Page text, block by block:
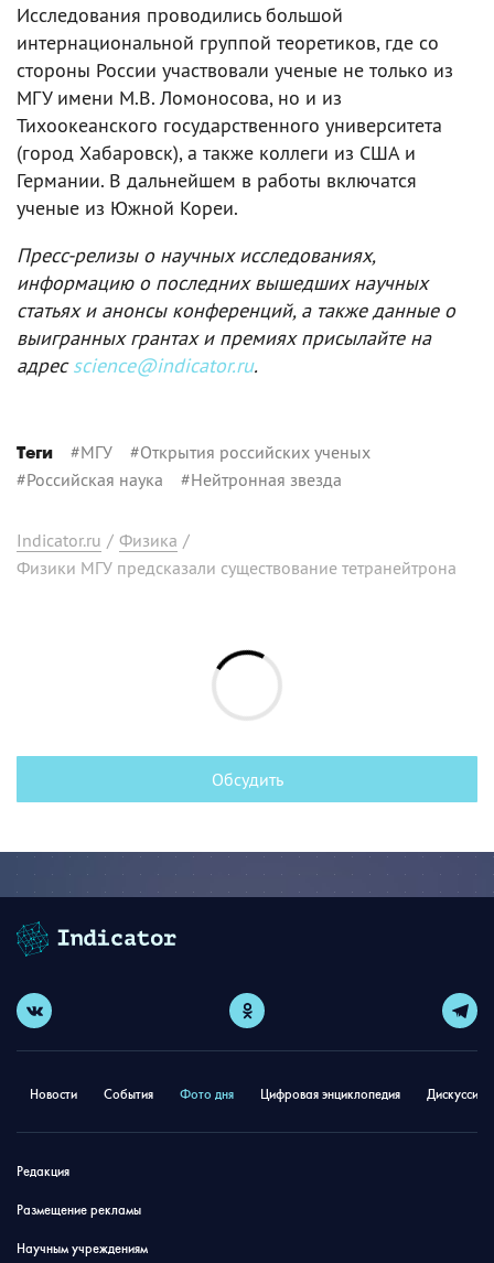
Исследования проводились большой
интернациональной группой теоретиков, где со
стороны России участвовали ученые не только из
МГУ имени М.В. Ломоносова, но и из
Тихоокеанского государственного университета
(город Хабаровск), а также коллеги из США и
Германии. В дальнейшем в работы включатся
ученые из Южной Кореи.
Пресс-релизы о научных исследованиях,
информацию о последних вышедших научных
статьях и анонсы конференций, а также данные о
выигранных грантах и премиях присылайте на
адресscience@indicator.ru.
Теги #МГУ #Открытия российских ученых
#Российская наука #Нейтронная звезда
Indicator.ru / Физика /
Физики МГУ предсказали существование тетранейтрона
Обсудить
Новости События Фото дня Цифровая энциклопедия
Редакция
Размещение рекламы
Научным учреждениям